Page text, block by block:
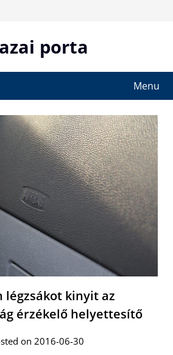
porta
Menu
légzsákot kinyit az
érzékelő helyettesítő
on 2016-06-30